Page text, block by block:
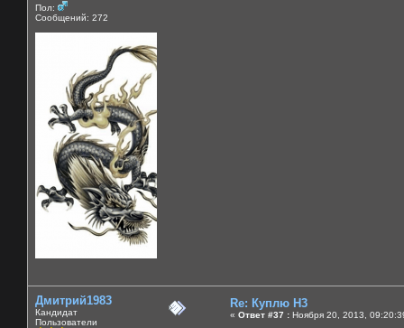
Пол:
Сообщений: 272
Дмитрий1983
Кандидат
Пользователи
Re: Куплю H3
« Ответ #37 : Ноября 20, 2013,